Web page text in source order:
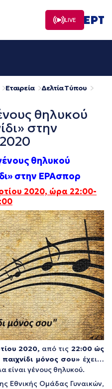
LIVE
Εταιρεία
Δελτία Τύπου
θηλυκού
στην
θηλυκού
στην ΕΡΑσπορ
2020, ώρα 22:00-
2020, από τις 22:00 ώς
μόνος σου» έχει…
είναι γένους θηλυκού.
Εθνικής Ομάδας Γυναικών,